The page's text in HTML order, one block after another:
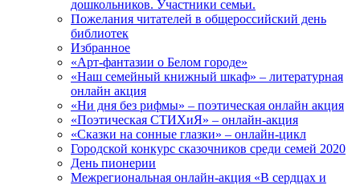
дошкольников. Участники семьи.
Пожелания читателей в общероссийский день
библиотек
Избранное
«Арт-фантазии о Белом городе»
«Наш семейный книжный шкаф» – литературная
онлайн акция
«Ни дня без рифмы» – поэтическая онлайн акция
«Поэтическая СТИХиЯ» – онлайн-акция
«Сказки на сонные глазки» – онлайн-цикл
Городской конкурс сказочников среди семей 2020
День пионерии
Межрегиональная онлайн-акция «В сердцах и